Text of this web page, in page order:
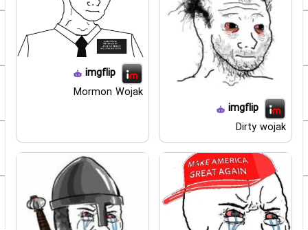
imgflip
Dirty wojak
imgflip
Mormon Wojak